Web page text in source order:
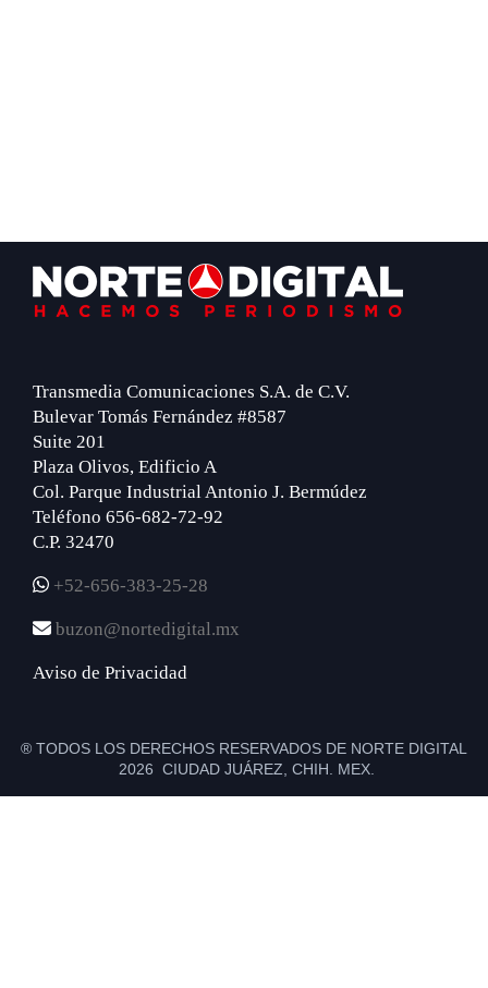
Footer
Transmedia Comunicaciones S.A. de C.V.
Bulevar Tomás Fernández #8587
Suite 201
Plaza Olivos, Edificio A
Col. Parque Industrial Antonio J. Bermúdez
Teléfono 656-682-72-92
C.P. 32470
+52-656-383-25-28
buzon@nortedigital.mx
Aviso de Privacidad
® TODOS LOS DERECHOS RESERVADOS DE NORTE DIGITAL
2026 CIUDAD JUÁREZ, CHIH. MEX.